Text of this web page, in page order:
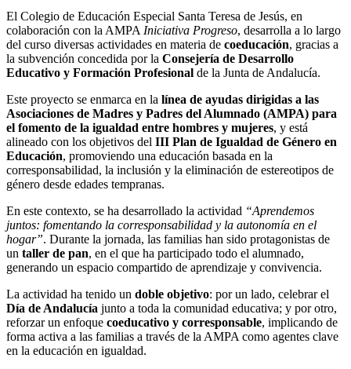
El Colegio de Educación Especial Santa Teresa de Jesús, en
colaboración con la AMPA Iniciativa Progreso, desarrolla a lo largo
del curso diversas actividades en materia de coeducación, gracias a
la subvención concedida por la Consejería de Desarrollo
Educativo y Formación Profesional de la Junta de Andalucía.
Este proyecto se enmarca en la línea de ayudas dirigidas a las
Asociaciones de Madres y Padres del Alumnado (AMPA) para
el fomento de la igualdad entre hombres y mujeres, y está
alineado con los objetivos del III Plan de Igualdad de Género en
Educación, promoviendo una educación basada en la
corresponsabilidad, la inclusión y la eliminación de estereotipos de
género desde edades tempranas.
En este contexto, se ha desarrollado la actividad “Aprendemos
juntos: fomentando la corresponsabilidad y la autonomía en el
hogar”. Durante la jornada, las familias han sido protagonistas de
un taller de pan, en el que ha participado todo el alumnado,
generando un espacio compartido de aprendizaje y convivencia.
La actividad ha tenido un doble objetivo: por un lado, celebrar el
Día de Andalucía junto a toda la comunidad educativa; y por otro,
reforzar un enfoque coeducativo y corresponsable, implicando de
forma activa a las familias a través de la AMPA como agentes clave
en la educación en igualdad.